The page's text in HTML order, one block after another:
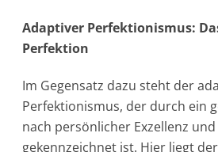
Adaptiver Perfektionismus:
Perfektion
Im Gegensatz dazu steht der
Perfektionismus, der durch ein
nach persönlicher Exzellenz
gekennzeichnet ist. Hier liegt